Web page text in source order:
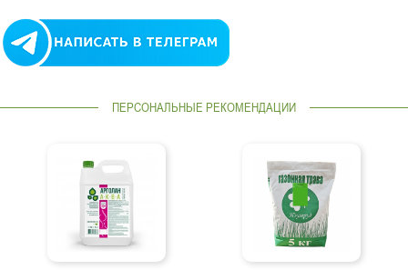
ПЕРСОНАЛЬНЫЕ РЕКОМЕНДАЦИИ